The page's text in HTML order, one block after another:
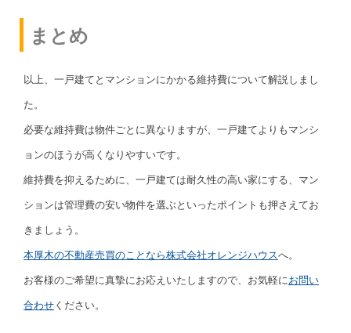
まとめ
以上、一戸建てとマンションにかかる維持費について解説しまし
た。
必要な維持費は物件ごとに異なりますが、一戸建てよりもマンシ
ョンのほうが高くなりやすいです。
維持費を抑えるために、一戸建ては耐久性の高い家にする、マン
ションは管理費の安い物件を選ぶといったポイントも押さえてお
きましょう。
本厚木の不動産売買のことなら株式会社オレンジハウスへ。
お客様のご希望に真摯にお応えいたしますので、お気軽に お問い
合わせ ください。